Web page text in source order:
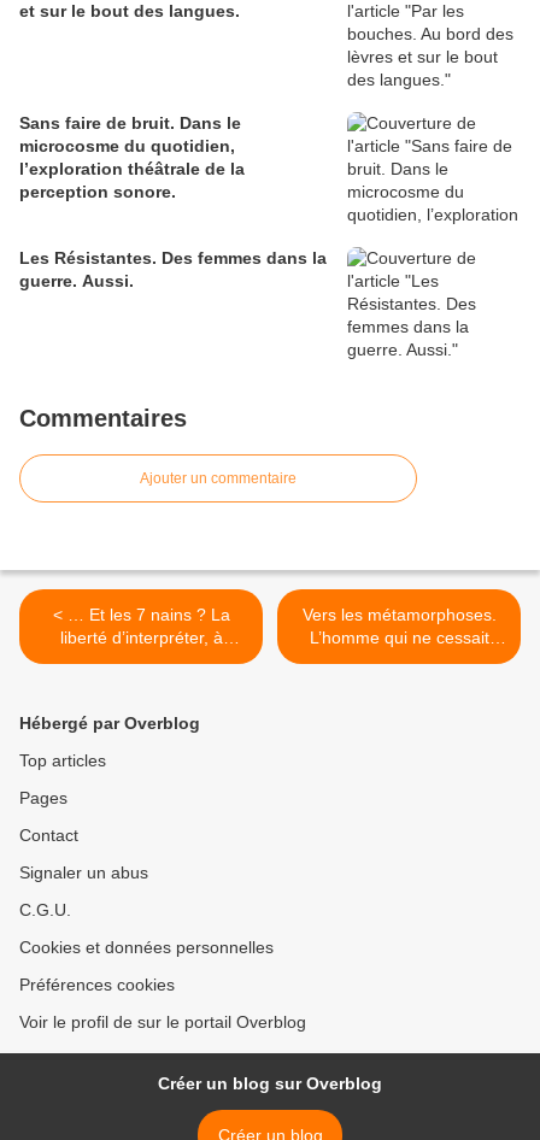
et sur le bout des langues.
Sans faire de bruit. Dans le
microcosme du quotidien,
l’exploration théâtrale de la
perception sonore.
Les Résistantes. Des femmes dans la
guerre. Aussi.
Commentaires
Ajouter un commentaire
< … Et les 7 nains ? La
liberté d’interpréter, à
l’ombre de Blanche-Neige.
Vers les métamorphoses.
L’homme qui ne cessait
d’être les autres. >
Hébergé par Overblog
Top articles
Pages
Contact
Signaler un abus
C.G.U.
Cookies et données personnelles
Préférences cookies
Voir le profil de sur le portail Overblog
Créer un blog sur Overblog
Créer un blog